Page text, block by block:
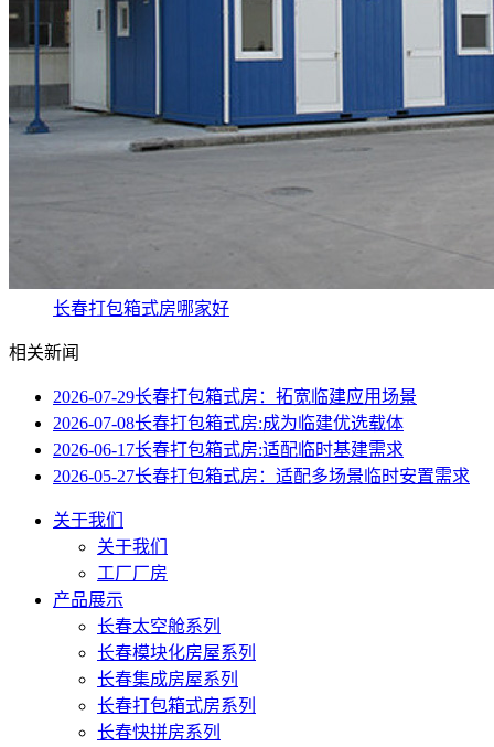
长春打包箱式房哪家好
相关新闻
2026-07-29长春打包箱式房：拓宽临建应用场景
2026-07-08长春打包箱式房:成为临建优选载体
2026-06-17长春打包箱式房:适配临时基建需求
2026-05-27长春打包箱式房：适配多场景临时安置需求
关于我们
关于我们
工厂厂房
产品展示
长春太空舱系列
长春模块化房屋系列
长春集成房屋系列
长春打包箱式房系列
长春快拼房系列